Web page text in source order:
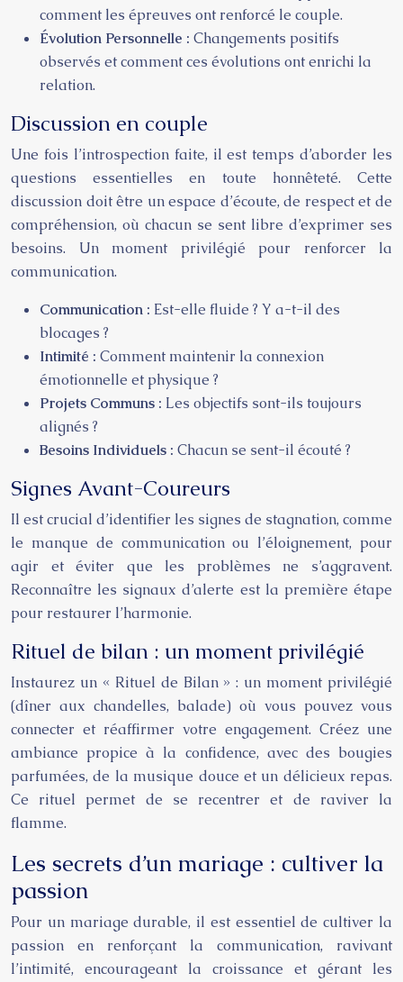
comment les épreuves ont renforcé le couple.
Évolution Personnelle : Changements positifs
observés et comment ces évolutions ont enrichi la
relation.
Discussion en couple
Une fois l’introspection faite, il est temps d’aborder les
questions essentielles en toute honnêteté. Cette
discussion doit être un espace d’écoute, de respect et de
compréhension, où chacun se sent libre d’exprimer ses
besoins. Un moment privilégié pour renforcer la
communication.
Communication : Est-elle fluide ? Y a-t-il des
blocages ?
Intimité : Comment maintenir la connexion
émotionnelle et physique ?
Projets Communs : Les objectifs sont-ils toujours
alignés ?
Besoins Individuels : Chacun se sent-il écouté ?
Signes Avant-Coureurs
Il est crucial d’identifier les signes de stagnation, comme
le manque de communication ou l’éloignement, pour
agir et éviter que les problèmes ne s’aggravent.
Reconnaître les signaux d’alerte est la première étape
pour restaurer l’harmonie.
Rituel de bilan : un moment privilégié
Instaurez un « Rituel de Bilan » : un moment privilégié
(dîner aux chandelles, balade) où vous pouvez vous
connecter et réaffirmer votre engagement. Créez une
ambiance propice à la confidence, avec des bougies
parfumées, de la musique douce et un délicieux repas.
Ce rituel permet de se recentrer et de raviver la
flamme.
Les secrets d’un mariage : cultiver la
passion
Pour un mariage durable, il est essentiel de cultiver la
passion en renforçant la communication, ravivant
l’intimité, encourageant la croissance et gérant les